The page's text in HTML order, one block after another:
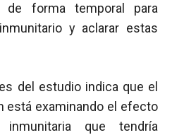
de forma temporal para
y aclarar estas
del estudio indica que el
está examinando el efecto
que tendría